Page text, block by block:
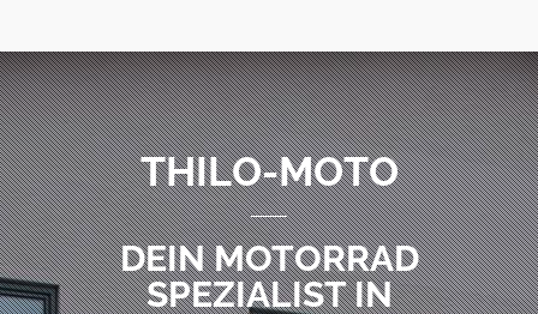
THILO-MOTO
DEIN MOTORRAD
SPEZIALIST IN